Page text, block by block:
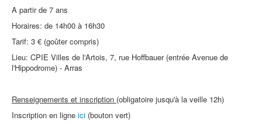
A partir de 7 ans
Horaires: de 14h00 à 16h30
Tarif: 3 € (goûter compris)
Lieu: CPIE Villes de l'Artois, 7, rue Hoffbauer (entrée Avenue de
l'Hippodrome) - Arras
Renseignements et inscription (obligatoire jusqu'à la veille 12h)
Inscription en ligne ici (bouton vert)